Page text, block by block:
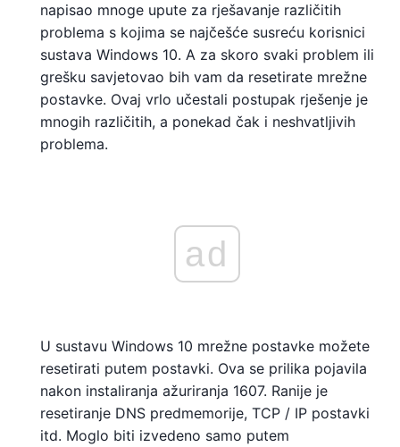
napisao mnoge upute za rješavanje različitih
problema s kojima se najčešće susreću korisnici
sustava Windows 10. A za skoro svaki problem ili
grešku savjetovao bih vam da resetirate mrežne
postavke. Ovaj vrlo učestali postupak rješenje je
mnogih različitih, a ponekad čak i neshvatljivih
problema.
ad
U sustavu Windows 10 mrežne postavke možete
resetirati putem postavki. Ova se prilika pojavila
nakon instaliranja ažuriranja 1607. Ranije je
resetiranje DNS predmemorije, TCP / IP postavki
itd. Moglo biti izvedeno samo putem